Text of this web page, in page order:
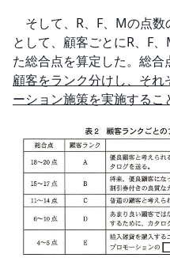
そして、R、F、Mの点数
として、顧客ごとにR、F
た総合点を算定した。総
顧客をランク分けし、そ
ーション施策を実施するこ